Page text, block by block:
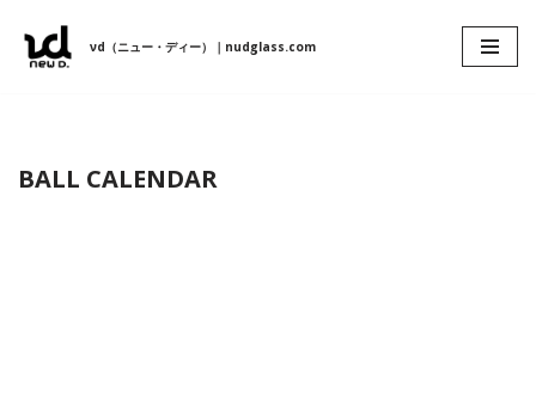
コ
ツ
νd（ニュー・ディー）｜nudglass.com
BALL CALENDAR